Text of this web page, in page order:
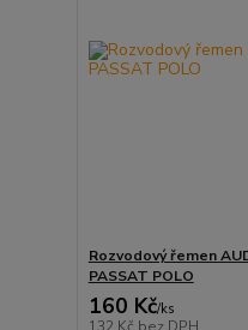
Rozvodový řemen
PASSAT POLO
160 Kč/ks
132 Kč bez DPH